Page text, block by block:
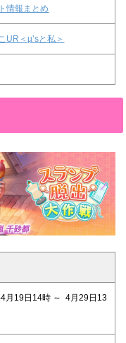
情報まとめ
UR＜µ’sと私＞
月19日14時 ～ 4月29日13